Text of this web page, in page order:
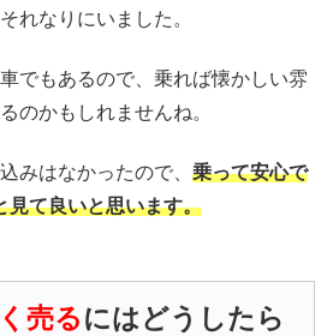
れなりにいました。
でもあるので、乗れば懐かしい雰
のかもしれませんね。
みはなかったので、 乗って安心で
見て良いと思います。
売るにはどうしたら